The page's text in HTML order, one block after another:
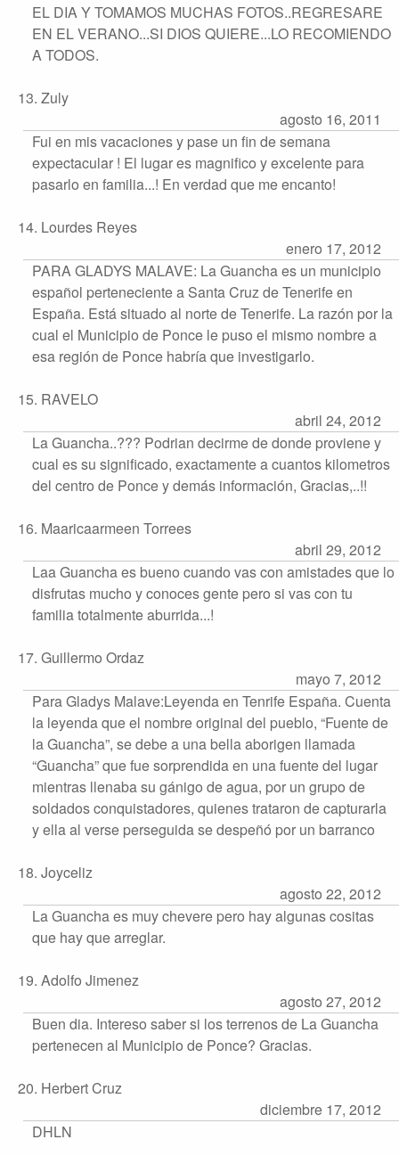
EL DIA Y TOMAMOS MUCHAS FOTOS..REGRESARE
EN EL VERANO...SI DIOS QUIERE...LO RECOMIENDO
A TODOS.
13. Zuly
agosto 16, 2011
Fui en mis vacaciones y pase un fin de semana
expectacular ! El lugar es magnifico y excelente para
pasarlo en familia...! En verdad que me encanto!
14. Lourdes Reyes
enero 17, 2012
PARA GLADYS MALAVE: La Guancha es un municipio
español perteneciente a Santa Cruz de Tenerife en
España. Está situado al norte de Tenerife. La razón por la
cual el Municipio de Ponce le puso el mismo nombre a
esa región de Ponce habría que investigarlo.
15. RAVELO
abril 24, 2012
La Guancha..??? Podrian decirme de donde proviene y
cual es su significado, exactamente a cuantos kilometros
del centro de Ponce y demás información, Gracias,..!!
16. Maaricaarmeen Torrees
abril 29, 2012
Laa Guancha es bueno cuando vas con amistades que lo
disfrutas mucho y conoces gente pero si vas con tu
familia totalmente aburrida...!
17. Guillermo Ordaz
mayo 7, 2012
Para Gladys Malave:Leyenda en Tenrife España. Cuenta
la leyenda que el nombre original del pueblo, “Fuente de
la Guancha”, se debe a una bella aborigen llamada
“Guancha” que fue sorprendida en una fuente del lugar
mientras llenaba su gánigo de agua, por un grupo de
soldados conquistadores, quienes trataron de capturarla
y ella al verse perseguida se despeñó por un barranco
18. Joyceliz
agosto 22, 2012
La Guancha es muy chevere pero hay algunas cositas
que hay que arreglar.
19. Adolfo Jimenez
agosto 27, 2012
Buen dia. Intereso saber si los terrenos de La Guancha
pertenecen al Municipio de Ponce? Gracias.
20. Herbert Cruz
diciembre 17, 2012
DHLN